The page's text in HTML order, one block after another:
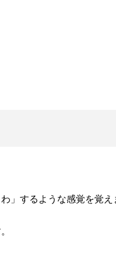
」するような感覚を覚え